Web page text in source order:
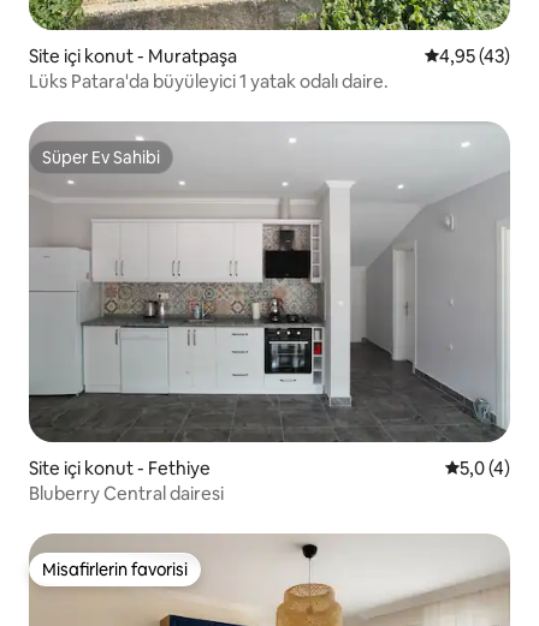
Site içi konut - Muratpaşa 5 üzerinden
4,95 (43)
Lüks Patara'da büyüleyici 1 yatak odalı daire.
Süper Ev Sahibi
Süper Ev Sahibi
Site içi konut - Fethiye 55,0 (4)
Bluberry Central dairesi
Misafirlerin favorisi
Misafirlerin favorisi